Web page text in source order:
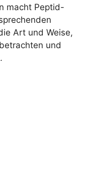
macht Peptid-
Art und Weise,
und